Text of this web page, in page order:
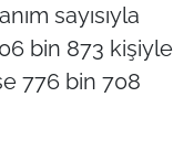
sayısıyla
bin 873 kişiyle
776 bin 708